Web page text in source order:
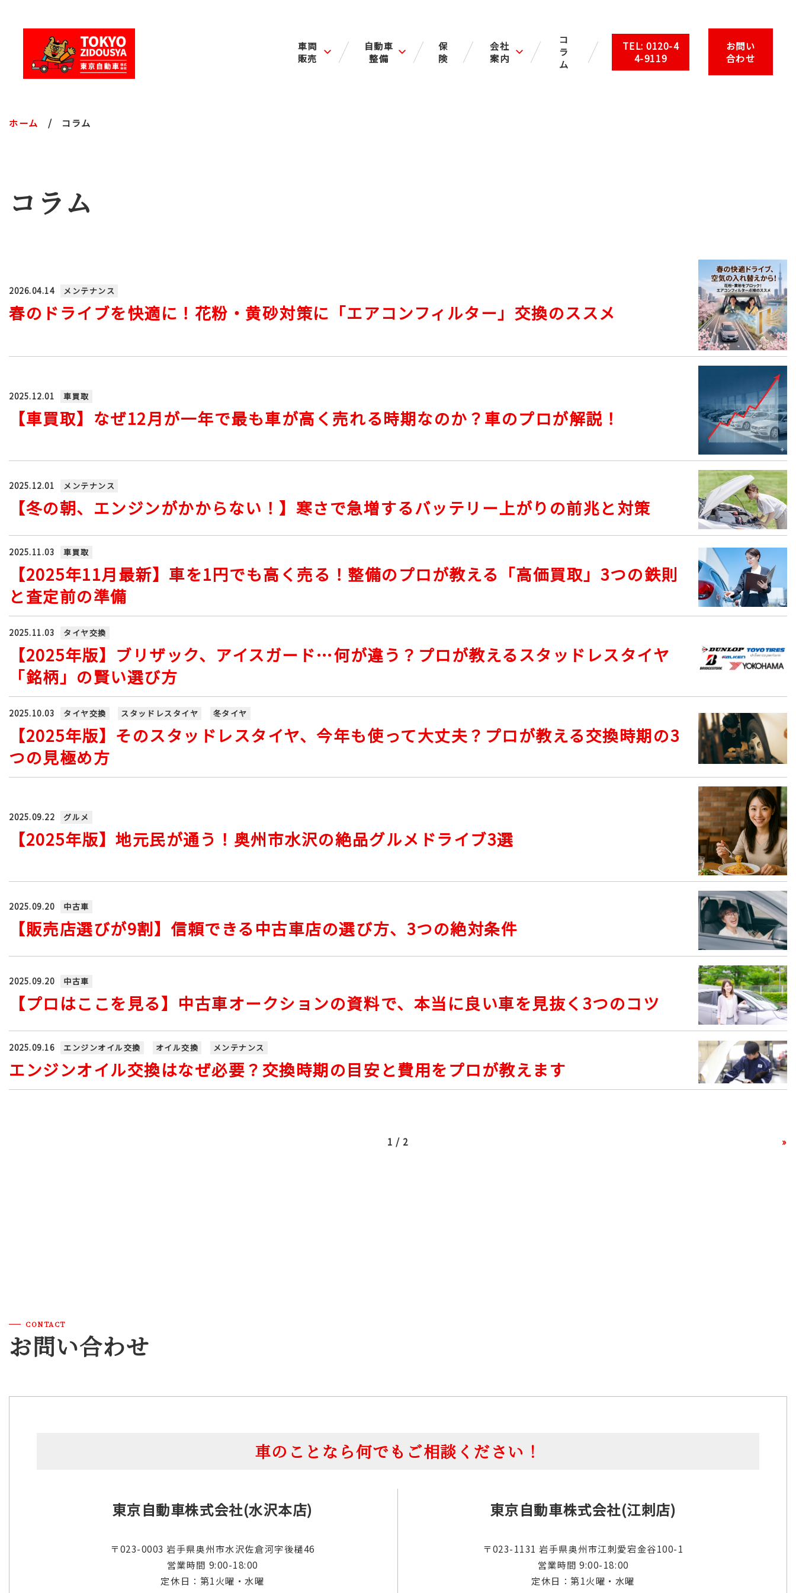
車両
販売
自動車
整備
保
険
会社
案内
コ
ラ
ム
TEL: 0120-4
4-9119
お問い
合わせ
ホーム コラム
コラム
2026.04.14 メンテナンス
春のドライブを快適に！花粉・黄砂対策に「エアコンフィルター」交換のススメ
2025.12.01 車買取
【車買取】なぜ12月が一年で最も車が高く売れる時期なのか？車のプロが解説！
2025.12.01 メンテナンス
【冬の朝、エンジンがかからない！】寒さで急増するバッテリー上がりの前兆と対策
2025.11.03 車買取
【2025年11月最新】車を1円でも高く売る！整備のプロが教える「高価買取」3つの鉄則
と査定前の準備
2025.11.03 タイヤ交換
【2025年版】ブリザック、アイスガード…何が違う？プロが教えるスタッドレスタイヤ
「銘柄」の賢い選び方
2025.10.03 タイヤ交換 スタッドレスタイヤ 冬タイヤ
【2025年版】そのスタッドレスタイヤ、今年も使って大丈夫？プロが教える交換時期の3
つの見極め方
2025.09.22 グルメ
【2025年版】地元民が通う！奥州市水沢の絶品グルメドライブ3選
2025.09.20 中古車
【販売店選びが9割】信頼できる中古車店の選び方、3つの絶対条件
2025.09.20 中古車
【プロはここを見る】中古車オークションの資料で、本当に良い車を見抜く3つのコツ
2025.09.16 エンジンオイル交換 オイル交換 メンテナンス
エンジンオイル交換はなぜ必要？交換時期の目安と費用をプロが教えます
1 / 2 »
お問い合わせ
CONTACT
車のことなら何でもご相談ください！
東京自動車株式会社(水沢本店)
〒023-0003 岩手県奥州市水沢佐倉河字後樋46
営業時間 9:00-18:00
定休日：第1火曜・水曜
東京自動車株式会社(江刺店)
〒023-1131 岩手県奥州市江刺愛宕金谷100-1
営業時間 9:00-18:00
定休日：第1火曜・水曜